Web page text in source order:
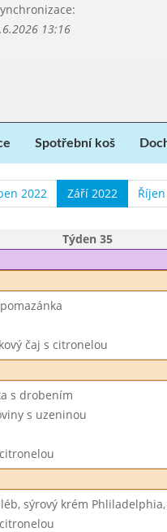
13:16
Spotřební koš
2022 Září 2022
Týden 35
čaj s citronelou
s drobením
s uzeninou
sýrový krém